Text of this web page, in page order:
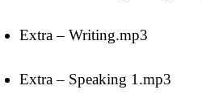
Extra – Writing.mp3
Extra – Speaking 1.mp3